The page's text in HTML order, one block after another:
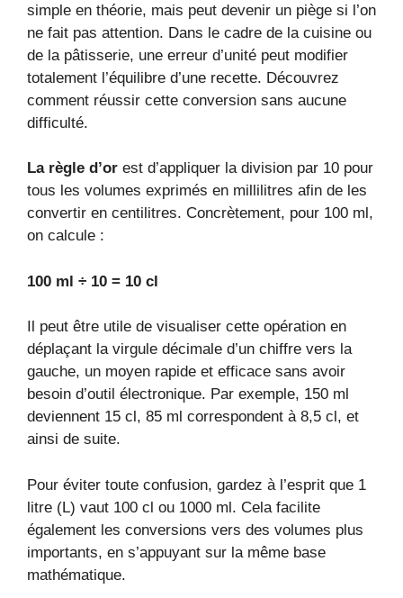
simple en théorie, mais peut devenir un piège si l’on
ne fait pas attention. Dans le cadre de la cuisine ou
de la pâtisserie, une erreur d’unité peut modifier
totalement l’équilibre d’une recette. Découvrez
comment réussir cette conversion sans aucune
difficulté.
La règle d’or est d’appliquer la division par 10 pour
tous les volumes exprimés en millilitres afin de les
convertir en centilitres. Concrètement, pour 100 ml,
on calcule :
100 ml ÷ 10 = 10 cl
Il peut être utile de visualiser cette opération en
déplaçant la virgule décimale d’un chiffre vers la
gauche, un moyen rapide et efficace sans avoir
besoin d’outil électronique. Par exemple, 150 ml
deviennent 15 cl, 85 ml correspondent à 8,5 cl, et
ainsi de suite.
Pour éviter toute confusion, gardez à l’esprit que 1
litre (L) vaut 100 cl ou 1000 ml. Cela facilite
également les conversions vers des volumes plus
importants, en s’appuyant sur la même base
mathématique.